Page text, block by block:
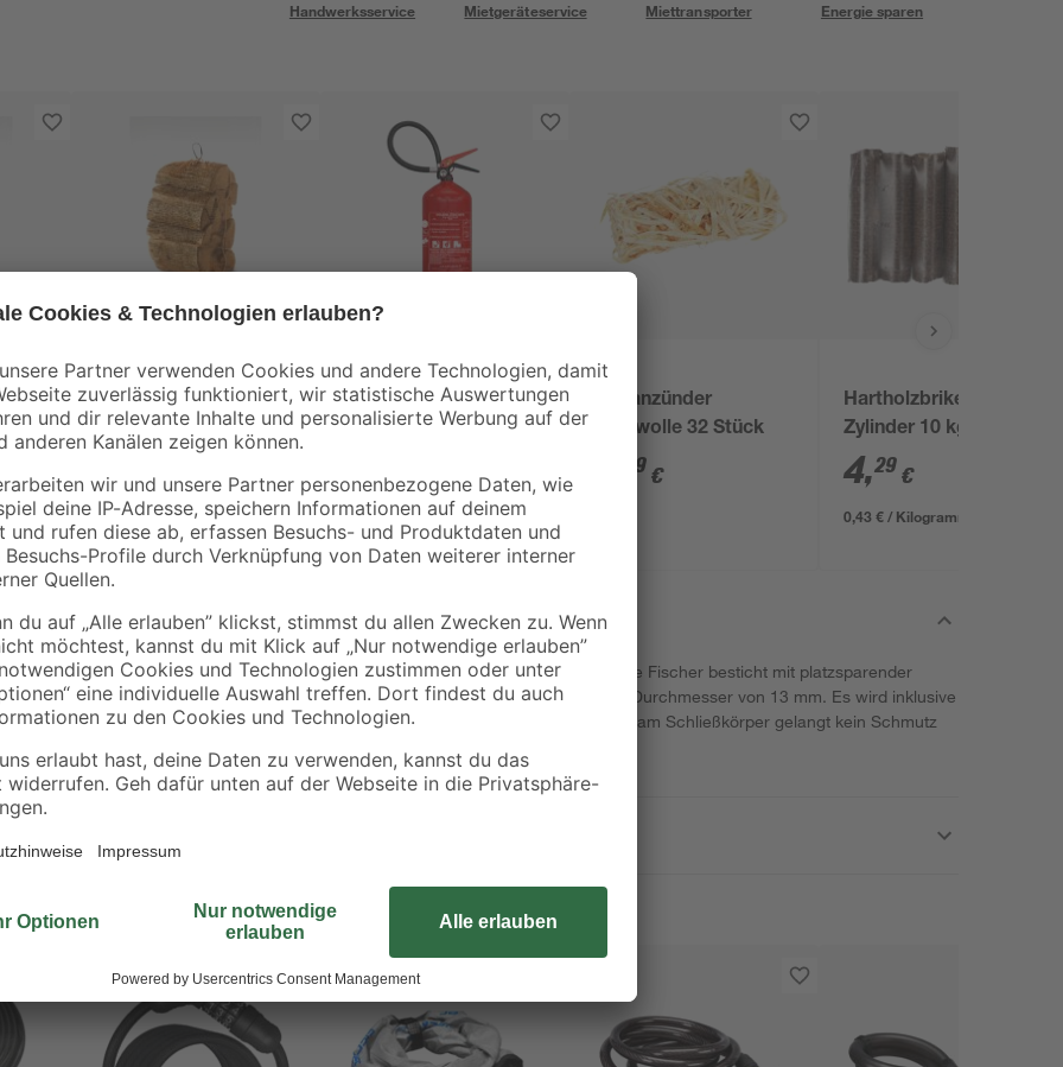
Handwerksservice Mietgeräteservice Miettransporter Energie sparen
Kaminholz Buche
0,0125 m³
5, €
460,77 € / m³
Pulverfeuerlöscher
ABC 6 kg
39, €
toom
Grillanzünder
Holzwolle 32 Stück
29 €
Hartholzbrikett-
Zylinder 10 kg
4,29 €
0,43 € / Kilogramm
Schlosses
Das Spiralschloss mit Schlüsseln aus dem Hause Fischer besticht mit platzsparender
Spiralform, einer Länge von 180 cm und einem Durchmesser von 13 mm. Es wird inklusive
zweier Schlüssel geliefert. Dank der Abdeckung am Schließkörper gelangt kein Schmutz